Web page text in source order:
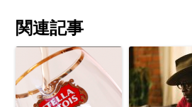
関連記事